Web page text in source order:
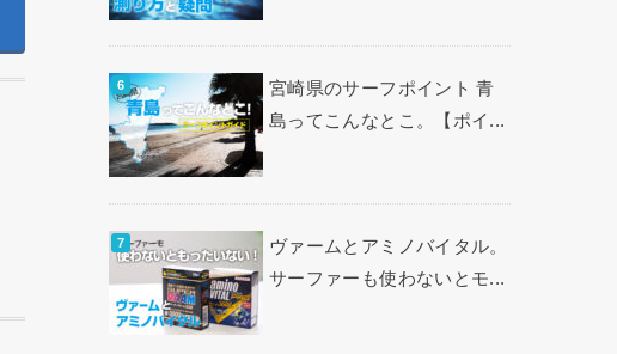
宮崎県のサーフポイント 青
島ってこんなとこ。【ポイ...
ヴァームとアミノバイタル。
サーファーも使わないとモ...